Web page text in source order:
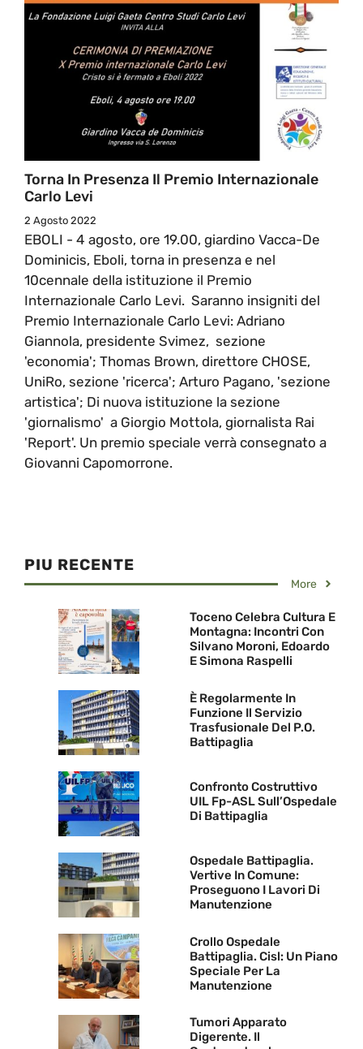
Torna In Presenza Il Premio Internazionale
Carlo Levi
2 Agosto 2022
EBOLI - 4 agosto, ore 19.00, giardino Vacca-De
Dominicis, Eboli, torna in presenza e nel
10cennale della istituzione il Premio
Internazionale Carlo Levi. Saranno insigniti del
Premio Internazionale Carlo Levi: Adriano
Giannola, presidente Svimez, sezione
'economia'; Thomas Brown, direttore CHOSE,
UniRo, sezione 'ricerca'; Arturo Pagano, 'sezione
artistica'; Di nuova istituzione la sezione
'giornalismo' a Giorgio Mottola, giornalista Rai
'Report'. Un premio speciale verrà consegnato a
Giovanni Capomorrone.
PIU RECENTE
More
Toceno Celebra Cultura E
Montagna: Incontri Con
Silvano Moroni, Edoardo
E Simona Raspelli
È Regolarmente In
Funzione Il Servizio
Trasfusionale Del P.O.
Battipaglia
Confronto Costruttivo
UIL Fp-ASL Sull’Ospedale
Di Battipaglia
Ospedale Battipaglia.
Vertive In Comune:
Proseguono I Lavori Di
Manutenzione
Crollo Ospedale
Battipaglia. Cisl: Un Piano
Speciale Per La
Manutenzione
Tumori Apparato
Digerente. Il